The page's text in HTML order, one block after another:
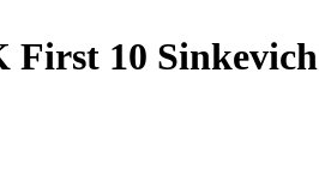
First 10 Sinkevich